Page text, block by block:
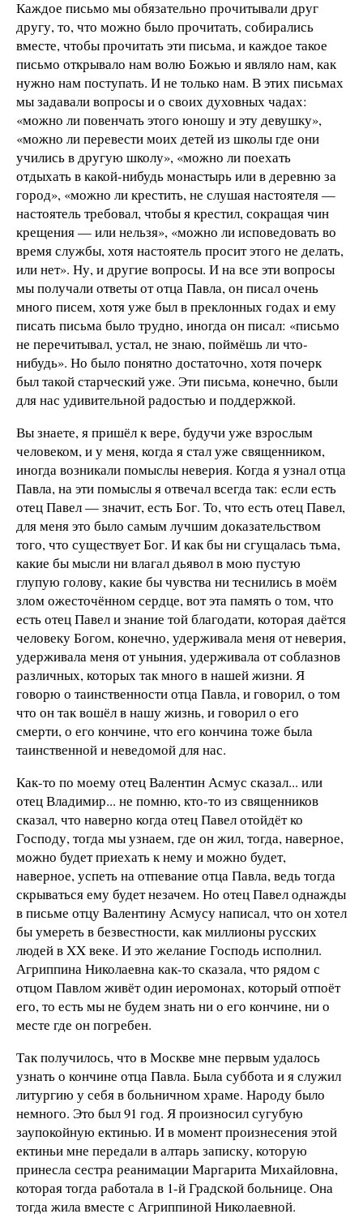
Каждое письмо мы обязательно прочитывали друг
другу, то, что можно было прочитать, собирались
вместе, чтобы прочитать эти письма, и каждое такое
письмо открывало нам волю Божью и являло нам, как
нужно нам поступать. И не только нам. В этих письмах
мы задавали вопросы и о своих духовных чадах:
«можно ли повенчать этого юношу и эту девушку»,
«можно ли перевести моих детей из школы где они
учились в другую школу», «можно ли поехать
отдыхать в какой-нибудь монастырь или в деревню за
город», «можно ли крестить, не слушая настоятеля —
настоятель требовал, чтобы я крестил, сокращая чин
крещения — или нельзя», «можно ли исповедовать во
время службы, хотя настоятель просит этого не делать,
или нет». Ну, и другие вопросы. И на все эти вопросы
мы получали ответы от отца Павла, он писал очень
много писем, хотя уже был в преклонных годах и ему
писать письма было трудно, иногда он писал: «письмо
не перечитывал, устал, не знаю, поймёшь ли что-
нибудь». Но было понятно достаточно, хотя почерк
был такой старческий уже. Эти письма, конечно, были
для нас удивительной радостью и поддержкой.
Вы знаете, я пришёл к вере, будучи уже взрослым
человеком, и у меня, когда я стал уже священником,
иногда возникали помыслы неверия. Когда я узнал отца
Павла, на эти помыслы я отвечал всегда так: если есть
отец Павел — значит, есть Бог. То, что есть отец Павел,
для меня это было самым лучшим доказательством
того, что существует Бог. И как бы ни сгущалась тьма,
какие бы мысли ни влагал дьявол в мою пустую
глупую голову, какие бы чувства ни теснились в моём
злом ожесточённом сердце, вот эта память о том, что
есть отец Павел и знание той благодати, которая даётся
человеку Богом, конечно, удерживала меня от неверия,
удерживала меня от уныния, удерживала от соблазнов
различных, которых так много в нашей жизни. Я
говорю о таинственности отца Павла, и говорил, о том
что он так вошёл в нашу жизнь, и говорил о его
смерти, о его кончине, что его кончина тоже была
таинственной и неведомой для нас.
Как-то по моему отец Валентин Асмус сказал... или
отец Владимир... не помню, кто-то из священников
сказал, что наверно когда отец Павел отойдёт ко
Господу, тогда мы узнаем, где он жил, тогда, наверное,
можно будет приехать к нему и можно будет,
наверное, успеть на отпевание отца Павла, ведь тогда
скрываться ему будет незачем. Но отец Павел однажды
в письме отцу Валентину Асмусу написал, что он хотел
бы умереть в безвестности, как миллионы русских
людей в XX веке. И это желание Господь исполнил.
Агриппина Николаевна как-то сказала, что рядом с
отцом Павлом живёт один иеромонах, который отпоёт
его, то есть мы не будем знать ни о его кончине, ни о
месте где он погребен.
Так получилось, что в Москве мне первым удалось
узнать о кончине отца Павла. Была суббота и я служил
литургию у себя в больничном храме. Народу было
немного. Это был 91 год. Я произносил сугубую
заупокойную ектинью. И в момент произнесения этой
ектиньи мне передали в алтарь записку, которую
принесла сестра реанимации Маргарита Михайловна,
которая тогда работала в 1-й Градской больнице. Она
тогда жила вместе с Агриппиной Николаевной.